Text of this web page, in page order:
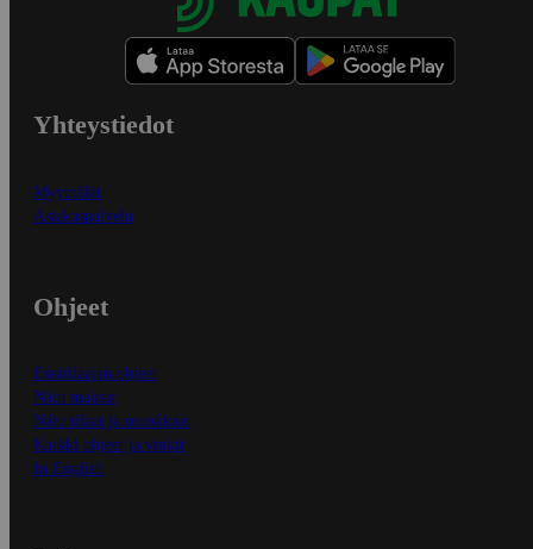
Yhteystiedot
Myymälät
Asiakaspalvelu
Ohjeet
Ensitilaajan ohjeet
Näin maksat
Näin tilaat ja muokkaat
Kaikki ohjeet ja vinkit
In English